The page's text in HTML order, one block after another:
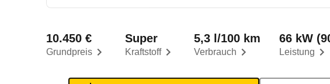
Grundpreis
10.450 €
Kraftstoff
Super
Verbrauch
5,3 l/100 km
Leistung
66 kW